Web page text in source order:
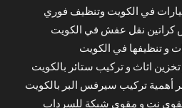
في الكويت وتنظيف فوري
نقل عفش في الكويت
و تنظيفها في الكويت
اثاث و تركيب ستائر بالكويت
تركيب سيرفس البر بالكويت
نت و مقوي شبكة للسرداب